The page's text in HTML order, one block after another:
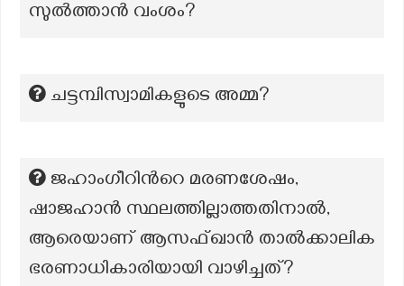
സുല്‍ത്താന്‍ വംശം?
ചട്ടമ്പിസ്വാമികളുടെ അമ്മ?
ജഹാംഗീറിൻറെ മരണശേഷം,
ഷാജഹാൻ സ്ഥലത്തില്ലാത്തതിനാൽ,
ആരെയാണ് ആസഫ്ഖാൻ താൽക്കാലിക
ഭരണാധികാരിയായി വാഴിച്ചത്?